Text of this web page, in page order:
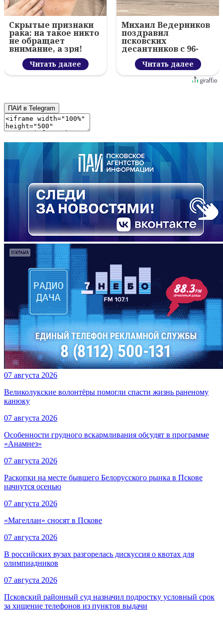
Скрытые признаки
рака: на такое никто
не обращает
внимание, а зря!
Читать далее
Михаил Ведерников
поздравил
псковских
десантников с 96-
летием ВДВ и
вручил награды
Читать далее
ПАИ в Telegram
07 августа 2026
Великолукские волонтёры помогли спасти жизнь раненому
канюку
07 августа 2026
Особенности грудного вскармливания обсудят в программе
«Анамнез»
07 августа 2026
Раскопки на месте бывшего Белорусского рынка в Пскове
начнутся осенью
07 августа 2026
«Магеллан» сносят в Пскове
07 августа 2026
В российских вузах разгорелась дискуссия о квотах для
олимпиадников
07 августа 2026
Псковский районный суд назначил подростку условный срок
за хищение телефонов из пунктов выдачи